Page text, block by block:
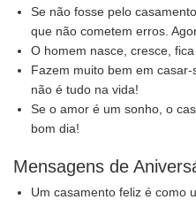
Se não fosse pelo
que não cometem erros.
O homem nasce, cresce, fica
Fazem muito bem em
não é tudo na vida!
Se o amor é um sonho, o
bom dia!
Mensagens de
Um casamento feliz é como